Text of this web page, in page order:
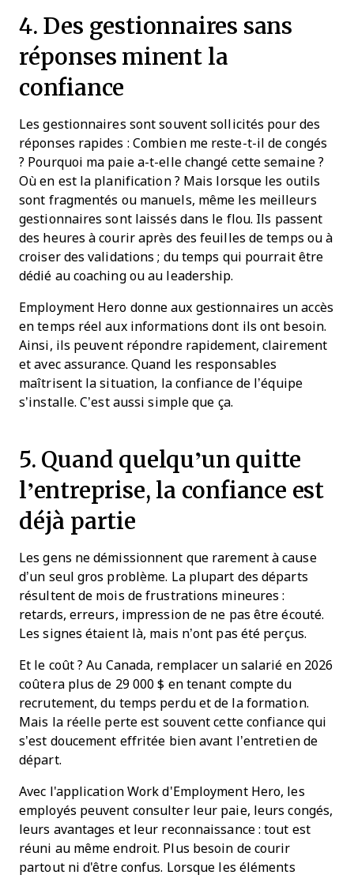
4. Des gestionnaires sans
réponses minent la
confiance
Les gestionnaires sont souvent sollicités pour des
réponses rapides : Combien me reste-t-il de congés
? Pourquoi ma paie a-t-elle changé cette semaine ?
Où en est la planification ? Mais lorsque les outils
sont fragmentés ou manuels, même les meilleurs
gestionnaires sont laissés dans le flou. Ils passent
des heures à courir après des feuilles de temps ou à
croiser des validations ; du temps qui pourrait être
dédié au coaching ou au leadership.
Employment Hero donne aux gestionnaires un accès
en temps réel aux informations dont ils ont besoin.
Ainsi, ils peuvent répondre rapidement, clairement
et avec assurance. Quand les responsables
maîtrisent la situation, la confiance de l’équipe
s’installe. C’est aussi simple que ça.
5. Quand quelqu’un quitte
l’entreprise, la confiance est
déjà partie
Les gens ne démissionnent que rarement à cause
d’un seul gros problème. La plupart des départs
résultent de mois de frustrations mineures :
retards, erreurs, impression de ne pas être écouté.
Les signes étaient là, mais n’ont pas été perçus.
Et le coût ? Au Canada, remplacer un salarié en 2026
coûtera plus de 29 000 $ en tenant compte du
recrutement, du temps perdu et de la formation.
Mais la réelle perte est souvent cette confiance qui
s’est doucement effritée bien avant l’entretien de
départ.
Avec l'application Work d'Employment Hero, les
employés peuvent consulter leur paie, leurs congés,
leurs avantages et leur reconnaissance : tout est
réuni au même endroit. Plus besoin de courir
partout ni d'être confus. Lorsque les éléments